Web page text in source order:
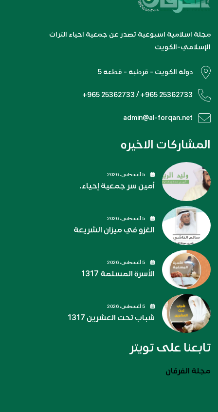
مجلة اسلامية اسبوعية تصدر عن جمعية احياء التراث
الإسلامي-الكويت
دولة الكويت - قرطبة - قطعة 5
+965 25362733 / +965 25362733
admin@al-forqan.net
المشاركات الاخيره
أمين سر جمعية إحياء.
الغزو في ميزان الشريعة
الأسرة المسلمة 1317
شباب تحت العشرين 1317
تابعنا على تويتر
مجلة الفرقان